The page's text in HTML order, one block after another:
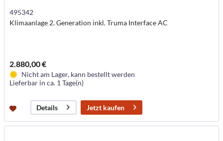
495342
Klimaanlage 2. Generation inkl. Truma Interface AC
2.880,00 €
Nicht am Lager, kann bestellt werden
Lieferbar in ca. 1 Tage(n)
Details Jetzt kaufen